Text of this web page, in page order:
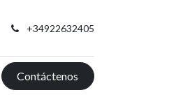
+34922632405
Contáctenos